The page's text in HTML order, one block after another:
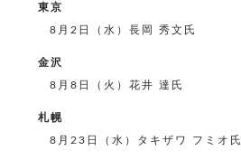
東京
8月2日（水）長岡 秀文氏
金沢
8月8日（火）花井 達氏
札幌
8月23日（水）タキザワ フミオ氏